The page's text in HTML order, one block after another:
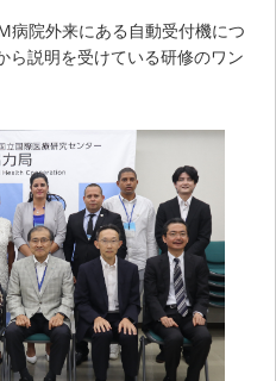
病院外来にある自動受付機につ
ら説明を受けている研修のワン